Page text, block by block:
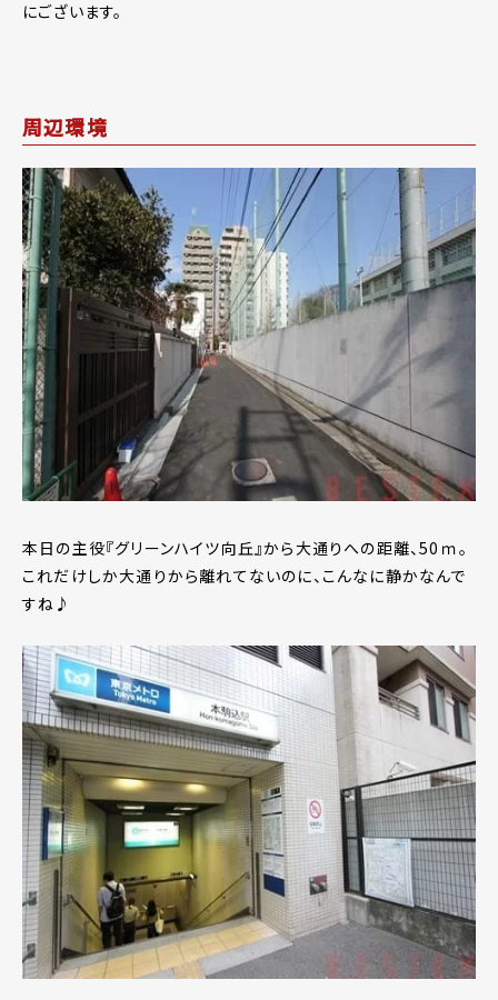
にございます。
周辺環境
本日の主役『グリーンハイツ向丘』から大通りへの距離、50ｍ。
これだけしか大通りから離れてないのに、こんなに静かなんで
すね♪